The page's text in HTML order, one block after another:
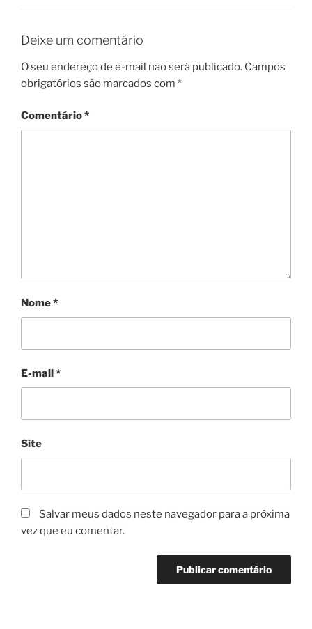
Deixe um comentário
O seu endereço de e-mail não será publicado. Campos
obrigatórios são marcados com *
Comentário*
Nome*
E-mail*
Site
Salvar meus dados neste navegador para a próxima
vez que eu comentar.